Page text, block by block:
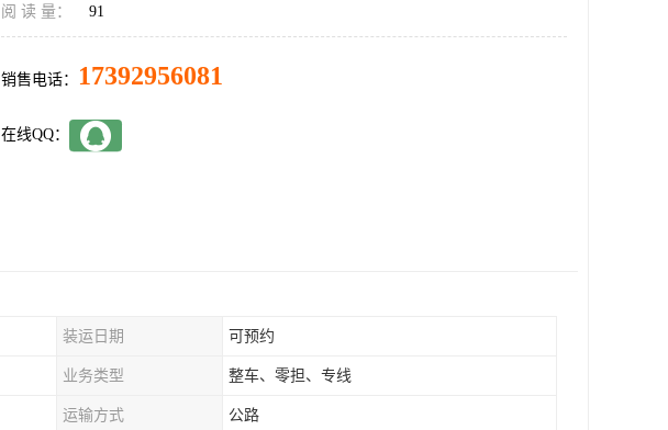
阅 读 量： 91
销售电话： 17392956081
在线QQ：
装运日期 可预约
业务类型 整车、零担、专线
运输方式 公路